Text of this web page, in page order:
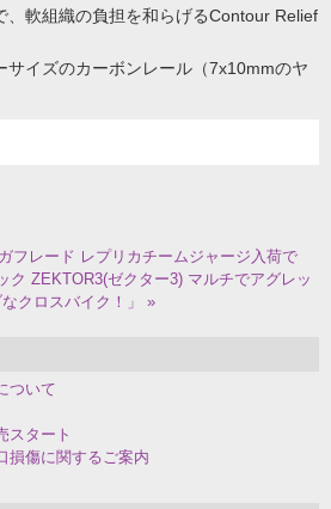
、軟組織の負担を和らげるContour Relief
サイズのカーボンレール（7x10mmのヤ
フレード レプリカチームジャージ入荷で
ク ZEKTOR3(ゼクター3) マルチでアグレッ
なクロスバイク！」 »
ついて
スタート
損傷に関するご案内